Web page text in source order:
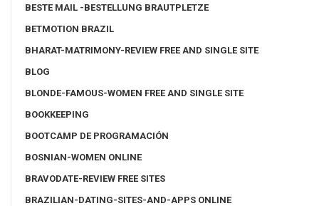
BESTE MAIL -BESTELLUNG BRAUTPLETZE
BETMOTION BRAZIL
BHARAT-MATRIMONY-REVIEW FREE AND SINGLE SITE
BLOG
BLONDE-FAMOUS-WOMEN FREE AND SINGLE SITE
BOOKKEEPING
BOOTCAMP DE PROGRAMACIÓN
BOSNIAN-WOMEN ONLINE
BRAVODATE-REVIEW FREE SITES
BRAZILIAN-DATING-SITES-AND-APPS ONLINE